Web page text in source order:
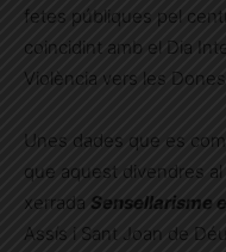
fetes públiques pel
coincidint amb el Dia
Violència vers les
Unes dades que es
que aquest divendres
xerrada Sensellarisme
Assís i Sant Joan de